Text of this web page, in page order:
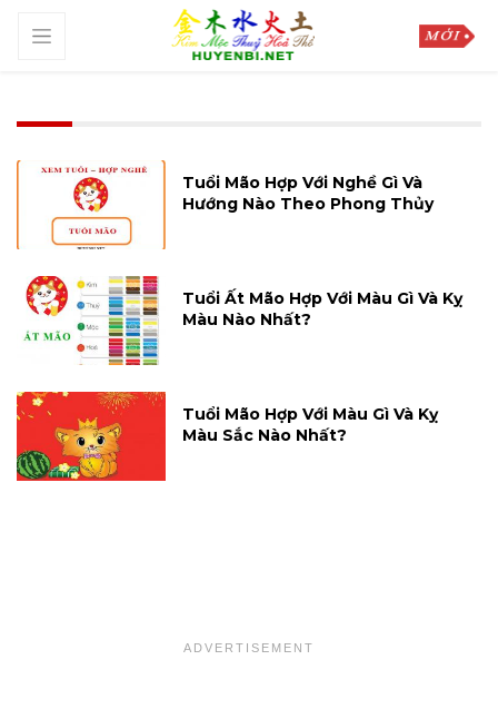
Tuổi Mão Hợp Với Nghề Gì Và
Hướng Nào Theo Phong Thủy
Tuổi Ất Mão Hợp Với Màu Gì Và Kỵ
Màu Nào Nhất?
Tuổi Mão Hợp Với Màu Gì Và Kỵ
Màu Sắc Nào Nhất?